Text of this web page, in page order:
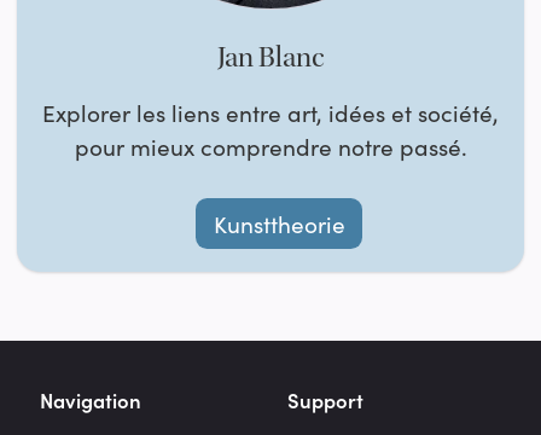
Jan Blanc
Explorer les liens entre art, idées et société,
pour mieux comprendre notre passé.
Kunsttheorie
Navigation
Support